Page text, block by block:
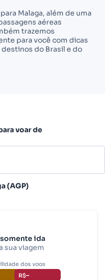
Malaga, além de uma
aéreas
trazemos
para você com dicas
do Brasil e do
voar de
(AGP)
ida
sua viagem
dos voos
R$-